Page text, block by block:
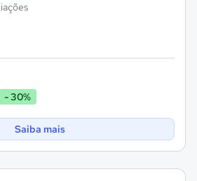
- 30%
Saiba mais